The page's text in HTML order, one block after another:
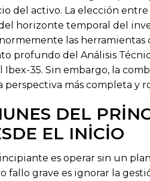
del activo. La elección
horizonte temporal del
las herramientas
profundo del Análisis
Ibex-35. Sin embargo, la
más completa y
DEL
EL INICIO
es operar sin un
fallo grave es ignorar la